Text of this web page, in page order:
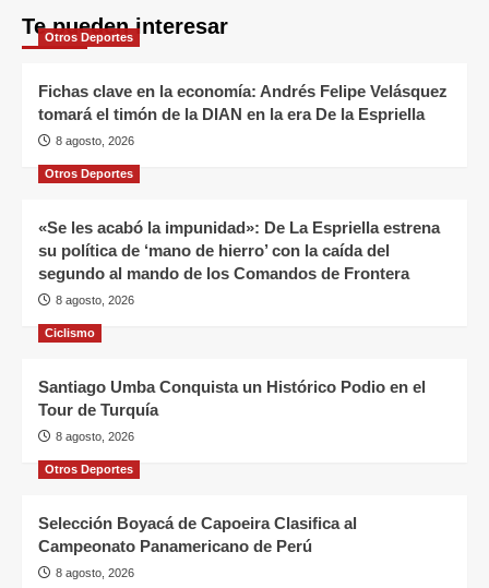
Te pueden interesar
Otros Deportes
Fichas clave en la economía: Andrés Felipe Velásquez
tomará el timón de la DIAN en la era De la Espriella
8 agosto, 2026
Otros Deportes
«Se les acabó la impunidad»: De La Espriella estrena
su política de ‘mano de hierro’ con la caída del
segundo al mando de los Comandos de Frontera
8 agosto, 2026
Ciclismo
Santiago Umba Conquista un Histórico Podio en el
Tour de Turquía
8 agosto, 2026
Otros Deportes
Selección Boyacá de Capoeira Clasifica al
Campeonato Panamericano de Perú
8 agosto, 2026